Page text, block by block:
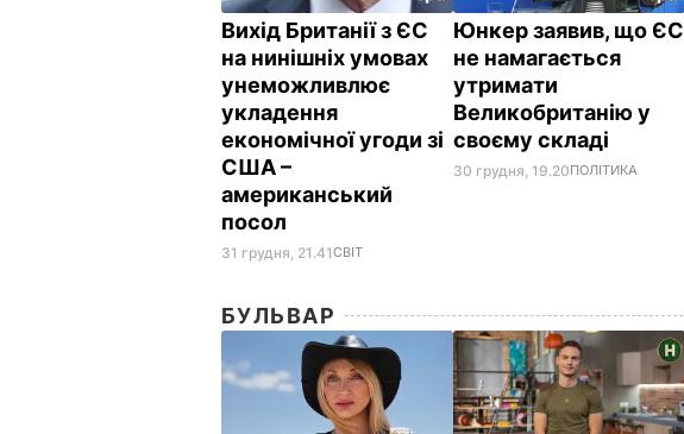
Вихід Британії з ЄС
на нинішніх умовах
унеможливлює
укладення
економічної угоди зі
США –
американський
посол
31 грудня, 21.41СВІТ
Юнкер заявив, що ЄС
не намагається
утримати
Великобританію у
своєму складі
30 грудня, 19.20ПОЛІТИКА
БУЛЬВАР